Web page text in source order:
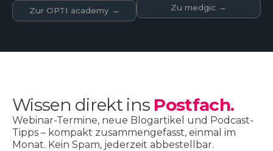
Zur OPTI academy → Zu medgic →
Wissen direkt ins Postfach.
Webinar-Termine, neue Blogartikel und Podcast-
Tipps – kompakt zusammengefasst, einmal im
Monat. Kein Spam, jederzeit abbestellbar.